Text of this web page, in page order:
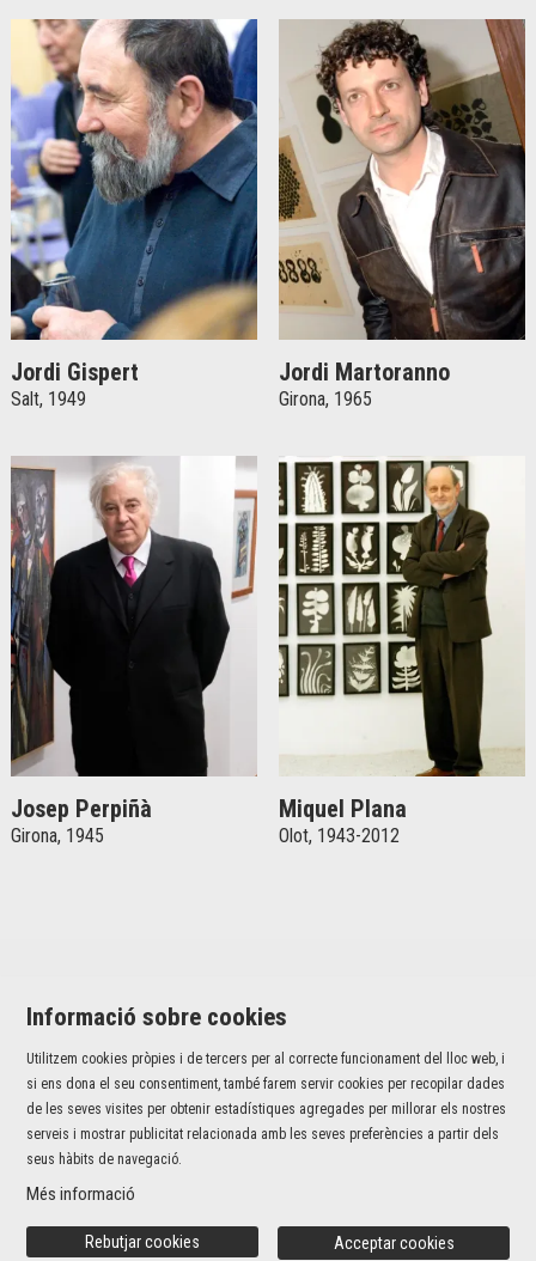
Jordi Gispert
Salt, 1949
Jordi Martoranno
Girona, 1965
Josep Perpiñà
Girona, 1945
Miquel Plana
Olot, 1943-2012
Jaume I, 42 baixos | 17001 Girona
T 972 226 527 |info@fundaciovalvi.cat
Sitemap | Avís Legal
Informació sobre cookies
Utilitzem cookies pròpies i de tercers per al correcte funcionament del lloc web, i
si ens dona el seu consentiment, també farem servir cookies per recopilar dades
de les seves visites per obtenir estadístiques agregades per millorar els nostres
serveis i mostrar publicitat relacionada amb les seves preferències a partir dels
seus hàbits de navegació.
Més informació
Acceptar cookies
Rebutjar cookies